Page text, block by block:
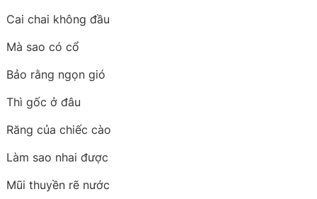
Cai chai không đầu
Mà sao có cổ
Bảo rằng ngọn gió
Thì gốc ở đâu
Răng của chiếc cào
Làm sao nhai được
Mũi thuyền rẽ nước